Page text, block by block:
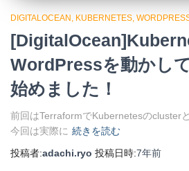
DIGITALOCEAN KUBERNETES
WordPressを動かし
始めました！
前回はTerraformでKubernetesのcluster
今回は実際に 続きを読む
投稿者:adachi.ryo 投稿日時:7年前